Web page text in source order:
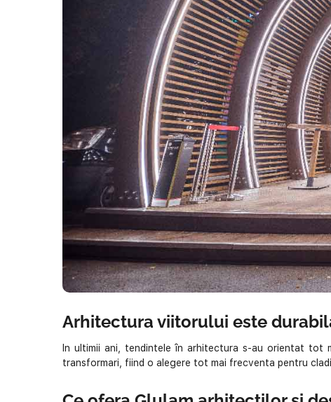
Arhitectura viitorului este
In ultimii ani, tendintele în arhitectura s-au orientat tot
transformari, fiind o alegere tot mai frecventa pentru